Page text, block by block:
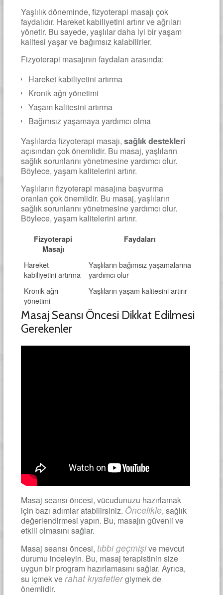
Yaşlılık döneminde, fizyoterapi masajı çok
faydalıdır. Hareket kabiliyetini artırır ve ağrıları
yönetir. Bu sayede, yaşlılar daha iyi bir yaşam
kalitesi yaşar ve bağımsız kalabilirler.
Fizyoterapi masajının faydaları arasında:
Hareket kabiliyetini artırma
Kronik ağrı yönetimi
Yaşam kalitesini artırma
Bağımsız yaşamaya yardımcı olma
Yaşlılarda fizyoterapi masajı, sağlık destekleri
açısından çok önemlidir. Bu masaj, yaşlıların
sağlık sorunlarını yönetmesine yardımcı olur.
Böylece, yaşam kalitelerini artırır.
Yaşlıların fizyoterapi masajına başvurma
oranları çok önemlidir. Bu masaj, yaşlıların
sağlık sorunlarını yönetmesine yardımcı olur.
Böylece, yaşam kalitelerini artırır.
Fizyoterapi
Masajı
Faydaları
Hareket
kabiliyetini artırma
Yaşlıların bağımsız yaşamalarına
yardımcı olur
Kronik ağrı
yönetimi
Yaşlıların yaşam kalitesini artırır
Masaj Seansı Öncesi Dikkat Edilmesi
Gerekenler
Masaj seansı öncesi, vücudunuzu hazırlamak
için bazı adımlar atabilirsiniz. Öncelikle, sağlık
değerlendirmesi yapın. Bu, masajın güvenli ve
etkili olmasını sağlar.
Masaj seansı öncesi, tıbbi geçmişive mevcut
durumu inceleyin. Bu, masaj terapistinin size
uygun bir program hazırlamasını sağlar. Ayrıca,
su içmek verahat kıyafetlergiymek de
önemlidir.